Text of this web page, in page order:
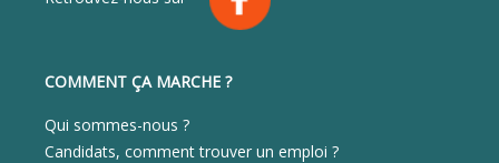
COMMENT ÇA MARCHE ?
Qui sommes-nous ?
Candidats, comment trouver un emploi ?